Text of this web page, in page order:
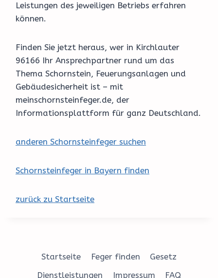
Leistungen des jeweiligen Betriebs erfahren
können.
Finden Sie jetzt heraus, wer in Kirchlauter
96166 Ihr Ansprechpartner rund um das
Thema Schornstein, Feuerungsanlagen und
Gebäudesicherheit ist – mit
meinschornsteinfeger.de, der
Informationsplattform für ganz Deutschland.
anderen Schornsteinfeger suchen
Schornsteinfeger in Bayern finden
zurück zu Startseite
Startseite Feger finden
Gesetz
Dienstleistungen
Impressum FAQ